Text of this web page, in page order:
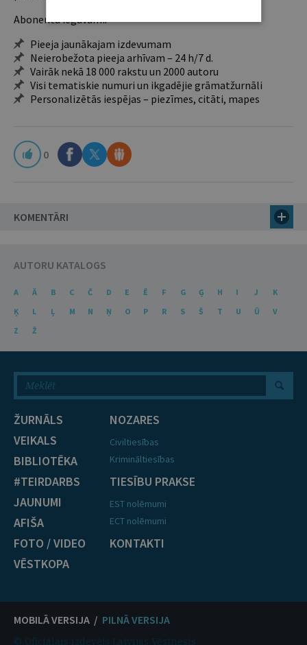
Abonentu ieguvumi:
Pieeja jaunākajam izdevumam
Neierobežota pieeja arhīvam – 24 h/7 d.
Vairāk nekā 18 000 rakstu un 2000 autoru
Visi tematiskie numuri un ikgadējie grāmatžurnāli
Personalizētās iespējas – piezīmes, citāti, mapes
0
KOMENTĀRI
AUTORU KATALOGS
A Ā B C Č D E Ē F G Ģ H I J
K
Ķ
L Ļ M N Ņ O P R S Š T U Ū
V
Z
Ž
ŽURNĀLS
VEIKALS
BIBLIOTĒKA
#TEIRDARBS
JAUNUMI
AFIŠA
FOTO / VIDEO
VĒSTKOPA
NOZARES
Civiltiesības
Krimināltiesības
TIESĪBU PRAKSE
EST nolēmumi
ECT nolēmumi
KONTAKTI
MOBILĀ VERSIJA / PILNĀ VERSIJA
© Oficiālais izdevējs Latvijas Vēstnesis